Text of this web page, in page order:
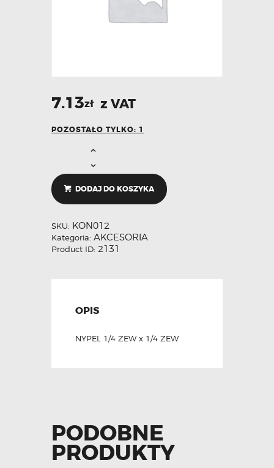
7.13zł z VAT
POZOSTAŁO TYLKO: 1
DODAJ DO KOSZYKA
SKU: KON012
Kategoria: AKCESORIA
Product ID: 2131
OPIS
NYPEL 1/4 ZEW x 1/4 ZEW
PODOBNE
PRODUKTY